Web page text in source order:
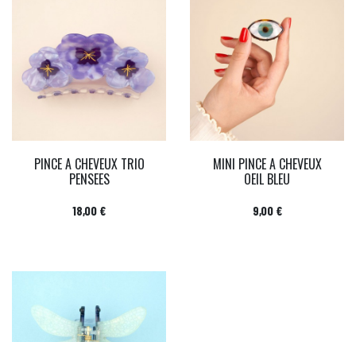
PINCE A CHEVEUX TRIO
PENSEES
Prix
18,00 €
MINI PINCE A CHEVEUX
OEIL BLEU
Prix
9,00 €